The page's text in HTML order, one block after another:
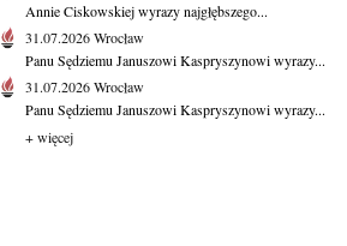
Annie Ciskowskiej wyrazy najgłębszego...
31.07.2026Wrocław
Panu Sędziemu Januszowi Kaspryszynowi wyrazy...
31.07.2026Wrocław
Panu Sędziemu Januszowi Kaspryszynowi wyrazy...
+ więcej